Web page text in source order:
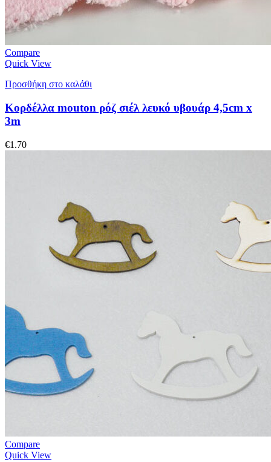
Compare
Quick View
Προσθήκη στο καλάθι
Κορδέλλα mouton ρόζ σιέλ λευκό υβουάρ 4,5cm x
3m
€1.70
Compare
Quick View